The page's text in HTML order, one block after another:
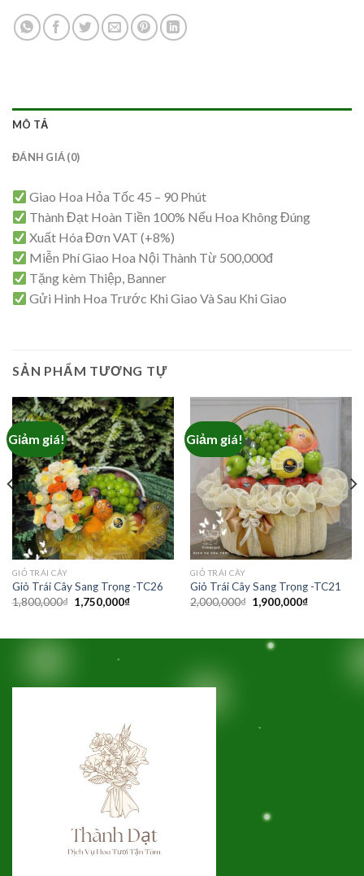
MÔ TẢ
ĐÁNH GIÁ (0)
Giao Hoa Hỏa Tốc 45 – 90 Phút
Thành Đạt Hoàn Tiền 100% Nếu Hoa Không Đúng
Xuất Hóa Đơn VAT (+8%)
Miễn Phí Giao Hoa Nội Thành Từ 500,000đ
Tặng kèm Thiệp, Banner
Gửi Hình Hoa Trước Khi Giao Và Sau Khi Giao
SẢN PHẨM TƯƠNG TỰ
Giảm giá!
GIỎ TRÁI CÂY
Giỏ Trái Cây Sang Trọng -TC26
1,800,000₫ Giá
gốc
1,750,000₫Giá
Giảm giá!
GIỎ TRÁI CÂY
Giỏ Trái Cây Sang Trọng -TC21
2,000,000₫ Giá
gốc
1,900,000₫Giá